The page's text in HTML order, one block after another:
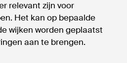
relevant zijn voor
Het kan op bepaalde
wijken worden geplaatst
aan te brengen.